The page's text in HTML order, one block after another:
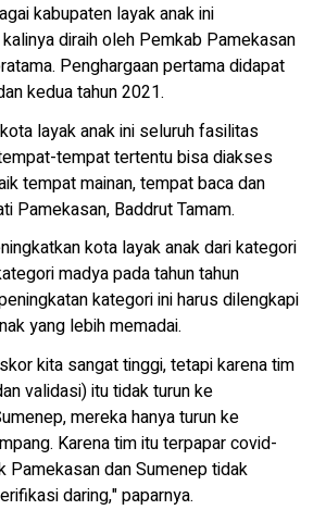
kabupaten layak anak ini
diraih oleh Pemkab Pamekasan
Penghargaan pertama didapat
kedua tahun 2021.
layak anak ini seluruh fasilitas
tempat tertentu bisa diakses
tempat mainan, tempat baca dan
Pamekasan, Baddrut Tamam.
kota layak anak dari kategori
madya pada tahun tahun
kategori ini harus dilengkapi
yang lebih memadai.
kita sangat tinggi, tetapi karena tim
validasi) itu tidak turun ke
mereka hanya turun ke
Karena tim itu terpapar covid-
Pamekasan dan Sumenep tidak
daring," paparnya.